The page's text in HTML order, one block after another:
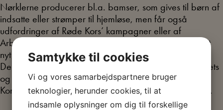
Nørklerne producerer bl.a. bamser, som gives til børn af
indsatte eller strømper til hjemløse, men får også
udfordringer af Røde Kors’ kampagner eller af
Arbejdermuseet. Museet har fx har brug for at få lavet
nyt tøj til 30’er miljøet i Børnenes Arbejdermuseum.
Derudover nørkles der bl.a. karklude til Arbejdermuseets
og Røde Kors’ butikker, hvor alt indtjening går til Røde
Kors’ hjælpearbejde både i Danmark og ude i verden.
Samtykke til cookies
Vi og vores samarbejdspartnere bruger
teknologier, herunder cookies, til at
indsamle oplysninger om dig til forskellige